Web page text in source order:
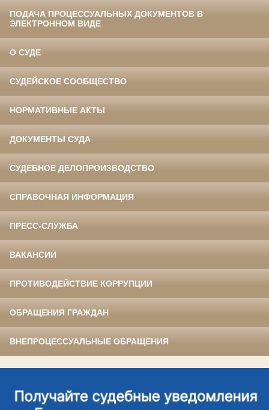
ПОДАЧА ПРОЦЕССУАЛЬНЫХ ДОКУМЕНТОВ В
ЭЛЕКТРОННОМ ВИДЕ
О СУДЕ
СУДЕЙСКОЕ СООБЩЕСТВО
НОРМАТИВНЫЕ АКТЫ
ДОКУМЕНТЫ СУДА
СУДЕБНОЕ ДЕЛОПРОИЗВОДСТВО
СПРАВОЧНАЯ ИНФОРМАЦИЯ
ПРЕСС-СЛУЖБА
ВАКАНСИИ
ПРОТИВОДЕЙСТВИЕ КОРРУПЦИИ
ОБРАЩЕНИЯ ГРАЖДАН
ВНЕПРОЦЕССУАЛЬНЫЕ ОБРАЩЕНИЯ